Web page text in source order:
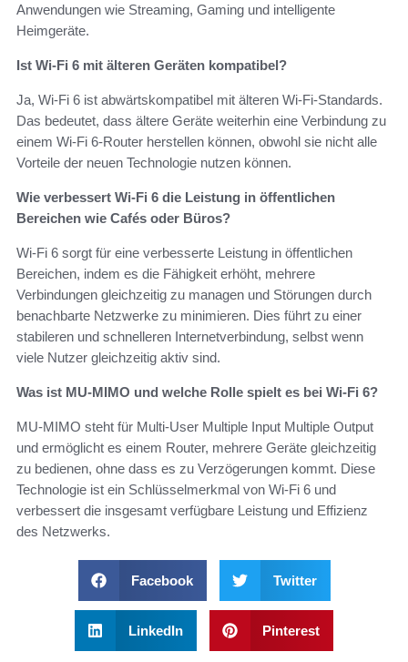
Anwendungen wie Streaming, Gaming und intelligente
Heimgeräte.
Ist Wi-Fi 6 mit älteren Geräten kompatibel?
Ja, Wi-Fi 6 ist abwärtskompatibel mit älteren Wi-Fi-Standards.
Das bedeutet, dass ältere Geräte weiterhin eine Verbindung zu
einem Wi-Fi 6-Router herstellen können, obwohl sie nicht alle
Vorteile der neuen Technologie nutzen können.
Wie verbessert Wi-Fi 6 die Leistung in öffentlichen
Bereichen wie Cafés oder Büros?
Wi-Fi 6 sorgt für eine verbesserte Leistung in öffentlichen
Bereichen, indem es die Fähigkeit erhöht, mehrere
Verbindungen gleichzeitig zu managen und Störungen durch
benachbarte Netzwerke zu minimieren. Dies führt zu einer
stabileren und schnelleren Internetverbindung, selbst wenn
viele Nutzer gleichzeitig aktiv sind.
Was ist MU-MIMO und welche Rolle spielt es bei Wi-Fi 6?
MU-MIMO steht für Multi-User Multiple Input Multiple Output
und ermöglicht es einem Router, mehrere Geräte gleichzeitig
zu bedienen, ohne dass es zu Verzögerungen kommt. Diese
Technologie ist ein Schlüsselmerkmal von Wi-Fi 6 und
verbessert die insgesamt verfügbare Leistung und Effizienz
des Netzwerks.
Facebook Twitter
LinkedIn Pinterest